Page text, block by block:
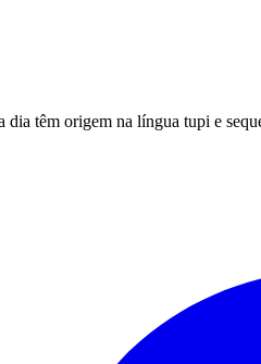
dia têm origem na língua tupi e